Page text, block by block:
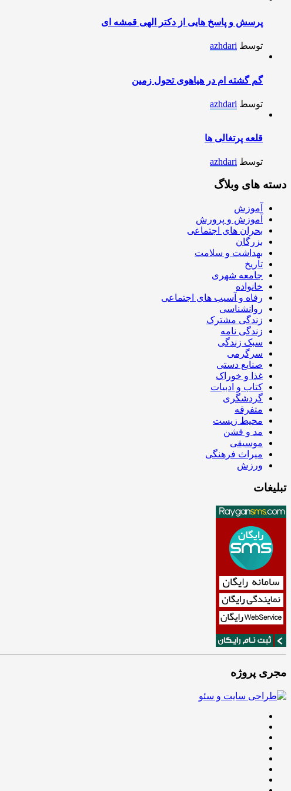
پرسش و پاسخ هایی از دکتر الهی قمشه ای
توسط azhdari
گم گشته ام در هیاهوی تحول زمین
توسط azhdari
قلعه پرتغالی ها
توسط azhdari
دسته های وبلاگ
آموزش
آموزش و پرورش
بحران های اجتماعی
بزرگان
بهداشت و سلامت
تاریخ
جامعه شهری
خانواده
رفاه و آسیب های اجتماعی
روانشناسی
زندگی مشترک
زندگی نامه
سبک زندگی
سرگرمی
صنایع دستی
غذا و خوراک
کتاب و ادبیات
گردشگری
متفرقه
محیط زیست
مد و فشن
موسیقی
میراث فرهنگی
ورزش
تبلیغات
مجری پروژه